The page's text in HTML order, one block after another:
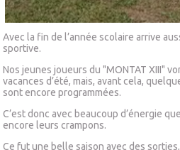
Avec la fin de l’année scolaire arrive
sportive.
Nos jeunes joueurs du "MONTAT XIII"
vacances d’été, mais, avant cela,
sont encore programmées.
C’est donc avec beaucoup d’énergie
encore leurs crampons.
Ce fut une belle saison avec des